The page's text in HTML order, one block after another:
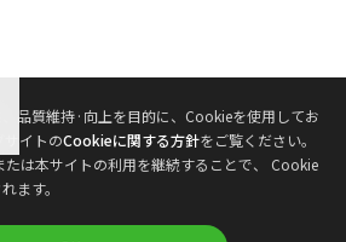
品質維持·向上を目的に、Cookieを使用してお
サイトのCookieに関する方針をご覧ください。
たは本サイトの利用を継続することで、 Cookie
ます。